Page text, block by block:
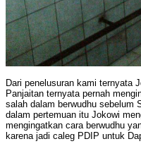
Dari penelusuran kami ternyata
Panjaitan ternyata pernah
salah dalam berwudhu sebelum
dalam pertemuan itu Jokowi
mengingatkan cara berwudhu
karena jadi caleg PDIP untuk